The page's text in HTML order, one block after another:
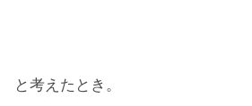
と考えたとき。